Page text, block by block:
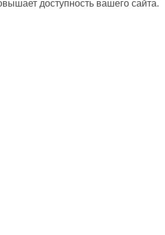
доступность вашего сайта.